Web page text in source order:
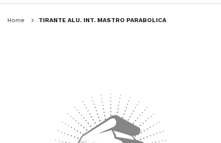
Home TIRANTE ALU. INT. MASTRO PARABOLICA